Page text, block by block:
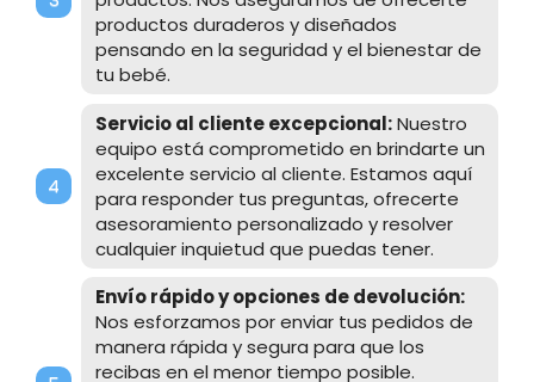
productos duraderos y diseñados
pensando en la seguridad y el bienestar de
tu bebé.
Servicio al cliente excepcional:Nuestro
equipo está comprometido en brindarte un
excelente servicio al cliente. Estamos aquí
para responder tus preguntas, ofrecerte
asesoramiento personalizado y resolver
cualquier inquietud que puedas tener.
Envío rápido y opciones de devolución:
Nos esforzamos por enviar tus pedidos de
manera rápida y segura para que los
recibas en el menor tiempo posible.